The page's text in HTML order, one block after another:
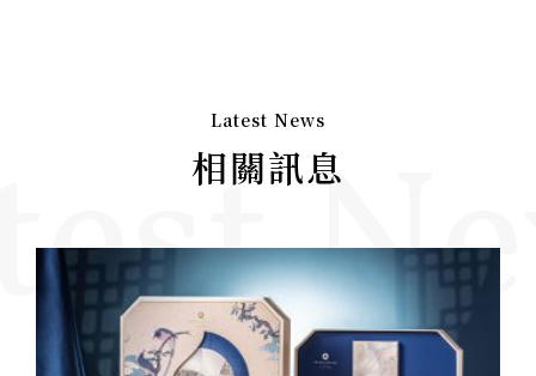
Latest News
相關訊息